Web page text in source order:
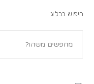
חיפוש בבלוג